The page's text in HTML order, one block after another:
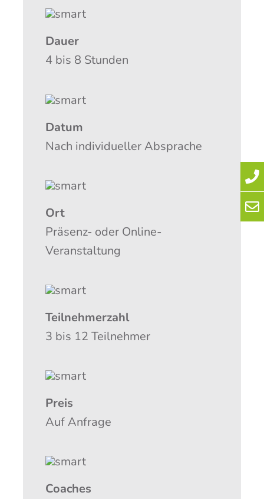
Dau­er
4 bis 8 Stunden
Datum
Nach indi­vi­du­el­ler Absprache
Ort
Prä­senz- oder Online-
Veranstaltung
Teil­neh­mer­zahl
3 bis 12 Teilnehmer
Preis
Auf Anfra­ge
Coa­ches